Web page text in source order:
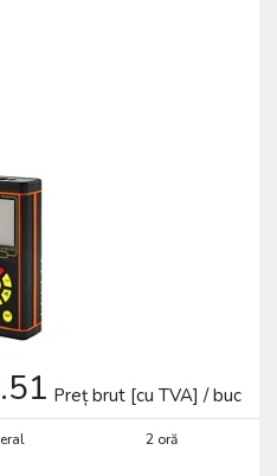
Preț brut [cu TVA] / buc
2 oră